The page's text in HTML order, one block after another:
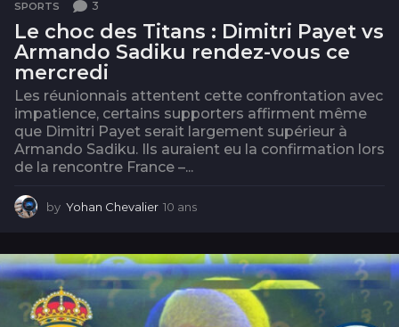
SPORTS 3
Le choc des Titans : Dimitri Payet vs
Armando Sadiku rendez-vous ce
mercredi
Les réunionnais attentent cette confrontation avec
impatience, certains supporters affirment même
que Dimitri Payet serait largement supérieur à
Armando Sadiku. Ils auraient eu la confirmation lors
de la rencontre France –...
by Yohan Chevalier 10 ans
n
s